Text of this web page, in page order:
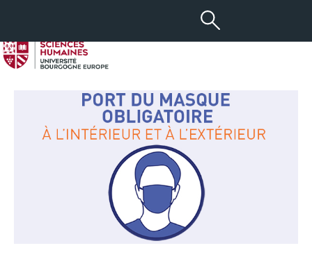
aA - +
16 SEP 2020
Le port du masque à l’uB